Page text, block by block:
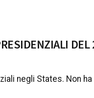
DEL
negli States. Non